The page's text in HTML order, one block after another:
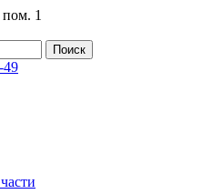
1
Поиск
49